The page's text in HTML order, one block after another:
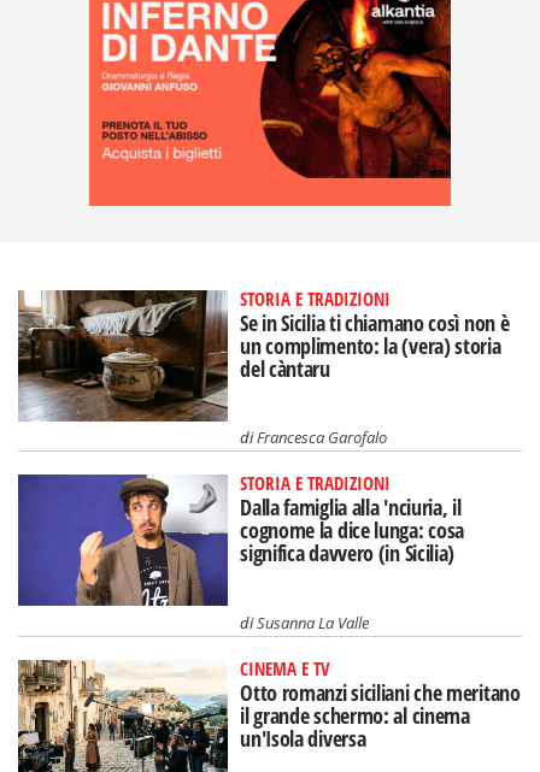
STORIA E TRADIZIONI
Se in Sicilia ti chiamano così non è
un complimento: la (vera) storia
del càntaru
diFrancesca Garofalo
STORIA E TRADIZIONI
Dalla famiglia alla 'nciuria, il
cognome la dice lunga: cosa
significa davvero (in Sicilia)
diSusanna La Valle
CINEMA E TV
Otto romanzi siciliani che meritano
il grande schermo: al cinema
un'Isola diversa